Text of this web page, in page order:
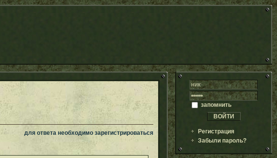
для ответа необходимо зарегистрироваться
запомнить
Регистрация
Забыли пароль?